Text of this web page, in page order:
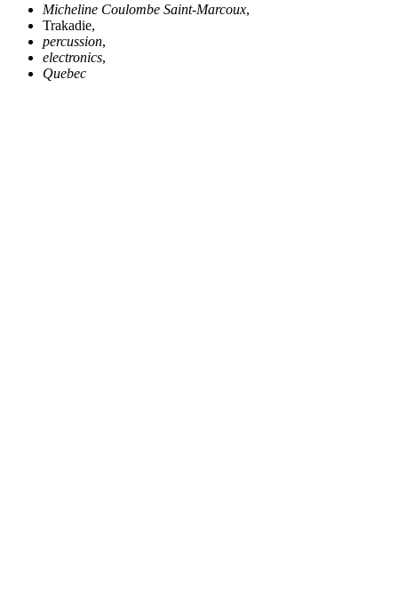
Micheline Coulombe Saint-Marcoux,
Trakadie,
percussion,
electronics,
Quebec